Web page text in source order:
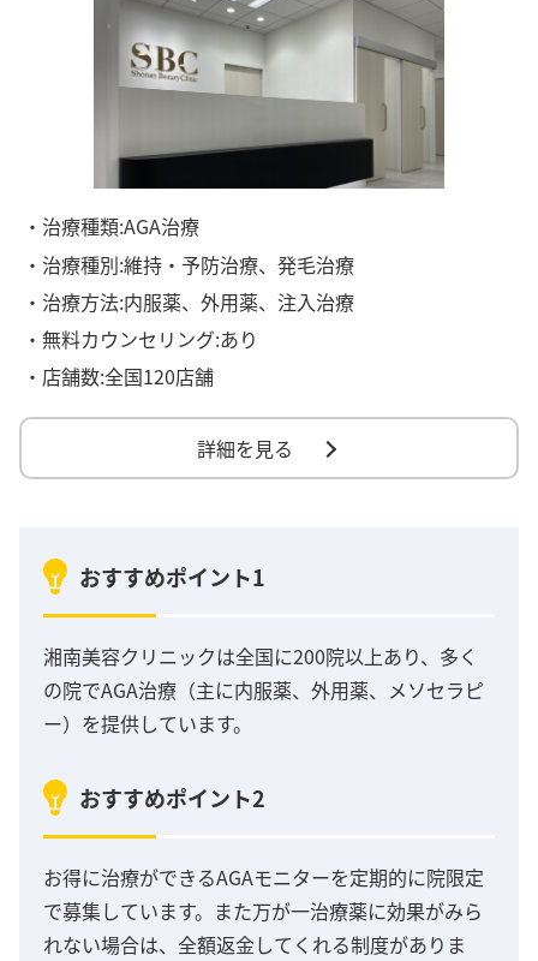
・治療種類:AGA治療
・治療種別:維持・予防治療、発毛治療
・治療方法:内服薬、外用薬、注入治療
・無料カウンセリング:あり
・店舗数:全国120店舗
詳細を見る
おすすめポイント1
湘南美容クリニックは全国に200院以上あり、多く
の院でAGA治療（主に内服薬、外用薬、メソセラピ
ー）を提供しています。
おすすめポイント2
お得に治療ができるAGAモニターを定期的に院限定
で募集しています。また万が一治療薬に効果がみら
れない場合は、全額返金してくれる制度がありま